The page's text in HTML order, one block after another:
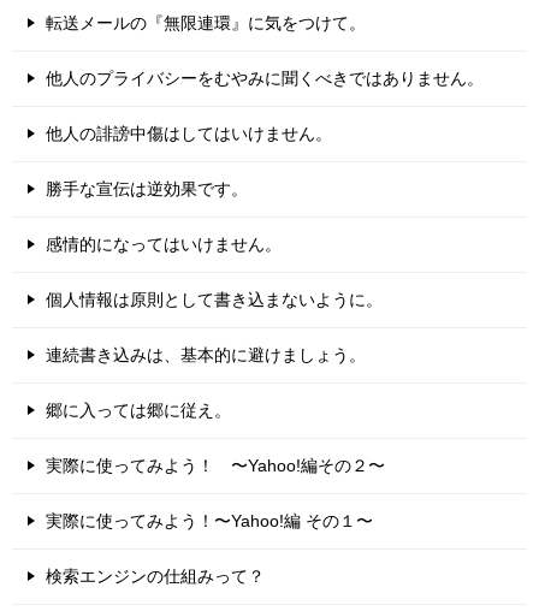
転送メールの『無限連環』に気をつけて。
他人のプライバシーをむやみに聞くべきではありません。
他人の誹謗中傷はしてはいけません。
勝手な宣伝は逆効果です。
感情的になってはいけません。
個人情報は原則として書き込まないように。
連続書き込みは、基本的に避けましょう。
郷に入っては郷に従え。
実際に使ってみよう！ 〜Yahoo!編その２〜
実際に使ってみよう！〜Yahoo!編 その１〜
検索エンジンの仕組みって？